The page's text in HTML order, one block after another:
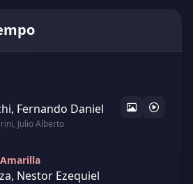
Fernando Daniel
Julio Alberto
Nestor Ezequiel